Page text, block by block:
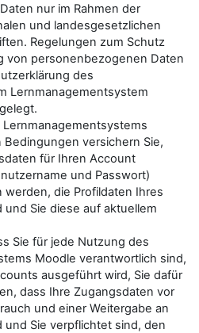
nur im Rahmen der
und landesgesetzlichen
Regelungen zum Schutz
von personenbezogenen Daten
des
Lernmanagementsystem
versichern Sie,
für Ihren Account
und Passwort)
werden, die Profildaten Ihres
Sie diese auf aktuellem
Sie für jede Nutzung des
Moodle verantwortlich sind,
ausgeführt wird, Sie dafür
dass Ihre Zugangsdaten vor
und einer Weitergabe an
Sie verpflichtet sind, den